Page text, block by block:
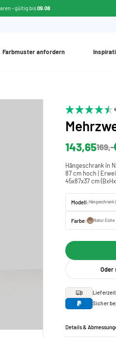
- gültig bis09.08
Farbmuster anfordern
143,65169,-
Hängeschrank in
87 cm hoch |
45x87x37 cm
Modell:Hängeschrank
Farbe: Natur Eiche
Oder
Sicher
Details &